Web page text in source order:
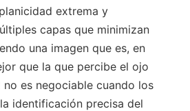
extrema y
capas que minimizan
una imagen que es, en
que la que percibe el ojo
es negociable cuando los
identificación precisa del